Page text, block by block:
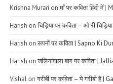
Krishna Murari onमाँ पर कविता हिंदी में
Harish onचिड़िया पर कविता – ओ री
Harish onसपनों पर कविता | Sapno Ki
Harish onजलियांवाला बाग पर कविता |
Vishal onगरीबी पर कविता – ये गरीबी है |